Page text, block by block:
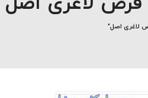
لاغری اصل"